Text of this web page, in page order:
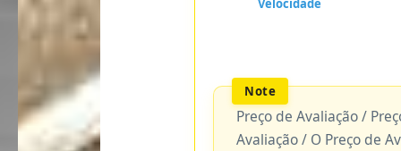
Preço de Avaliação /
Avaliação / O Preço de